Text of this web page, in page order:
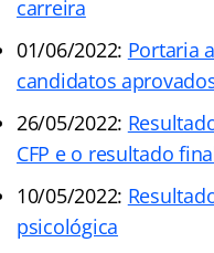
carreira
01/06/2022: Portaria
candidatos
26/05/2022:
CFP e o resultado
10/05/2022:
psicológica